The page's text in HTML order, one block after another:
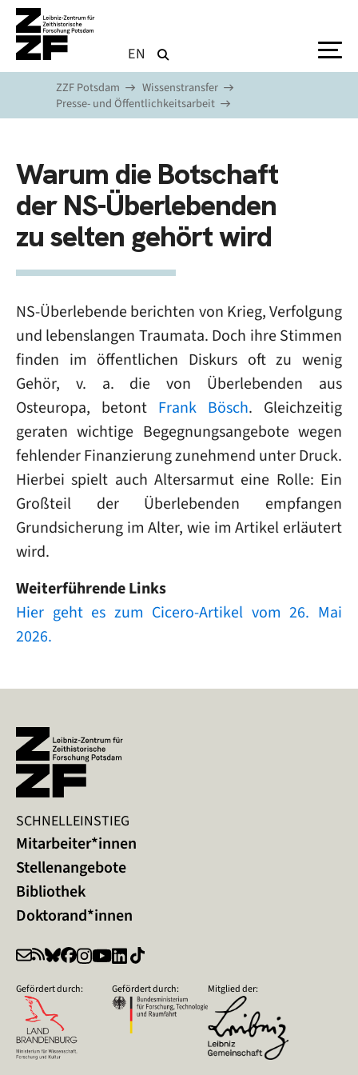
Direkt zum Inhalt
EN
ZZF Potsdam
Wissenstransfer
Presse- und Öffentlichkeitsarbeit
Warum die Botschaft
der NS-Überlebenden
zu selten gehört wird
NS-Überlebende berichten von Krieg, Verfolgung
und lebenslangen Traumata. Doch ihre Stimmen
finden im öffentlichen Diskurs oft zu wenig
Gehör, v. a. die von Überlebenden aus
Osteuropa, betont Frank Bösch. Gleichzeitig
geraten wichtige Begegnungsangebote wegen
fehlender Finanzierung zunehmend unter Druck.
Hierbei spielt auch Altersarmut eine Rolle: Ein
Großteil der Überlebenden empfangen
Grundsicherung im Alter, wie im Artikel erläutert
wird.
Weiterführende Links
Hier geht es zum Cicero-Artikel vom 26. Mai
2026.
SCHNELLEINSTIEG
Mitarbeiter*innen
Stellenangebote
Bibliothek
Doktorand*innen
Gefördert durch: Gefördert durch: Mitglied der: